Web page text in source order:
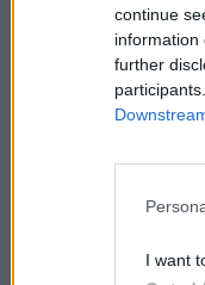
continue
information
further
I want
kroky
Daniel
35a